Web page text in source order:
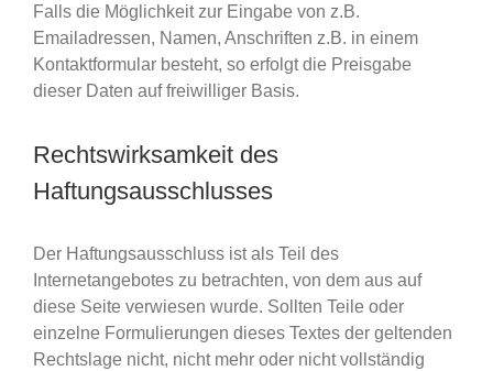
Falls die Möglichkeit zur Eingabe von z.B.
Emailadressen, Namen, Anschriften z.B. in einem
Kontaktformular besteht, so erfolgt die Preisgabe
dieser Daten auf freiwilliger Basis.
Rechtswirksamkeit des
Haftungsausschlusses
Der Haftungsausschluss ist als Teil des
Internetangebotes zu betrachten, von dem aus auf
diese Seite verwiesen wurde. Sollten Teile oder
einzelne Formulierungen dieses Textes der geltenden
Rechtslage nicht, nicht mehr oder nicht vollständig